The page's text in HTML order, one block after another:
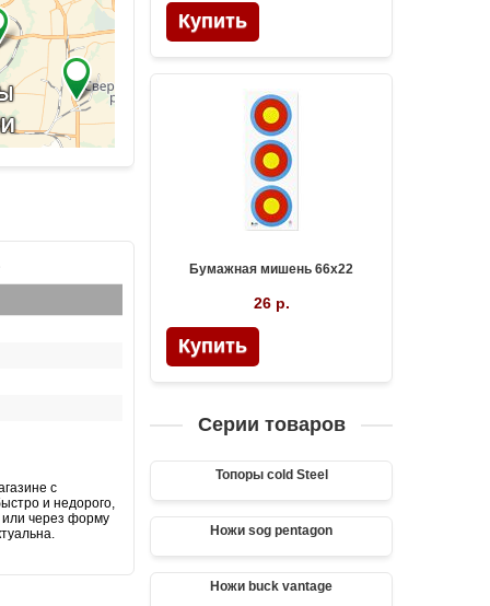
Купить
Бумажная мишень 66х22
26 р.
Купить
Серии товаров
Топоры cold Steel
Ножи sog pentagon
Ножи buck vantage
с
и недорого,
через форму